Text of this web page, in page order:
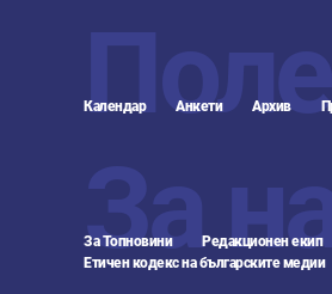
Календар Анкети Архив
За
За Топновини Редакционен екип
Етичен кодекс на българските медии